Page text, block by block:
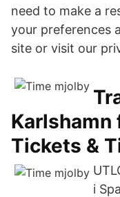
need to make a
your preferences
site or visit our
Karlshamn
Tickets &
i